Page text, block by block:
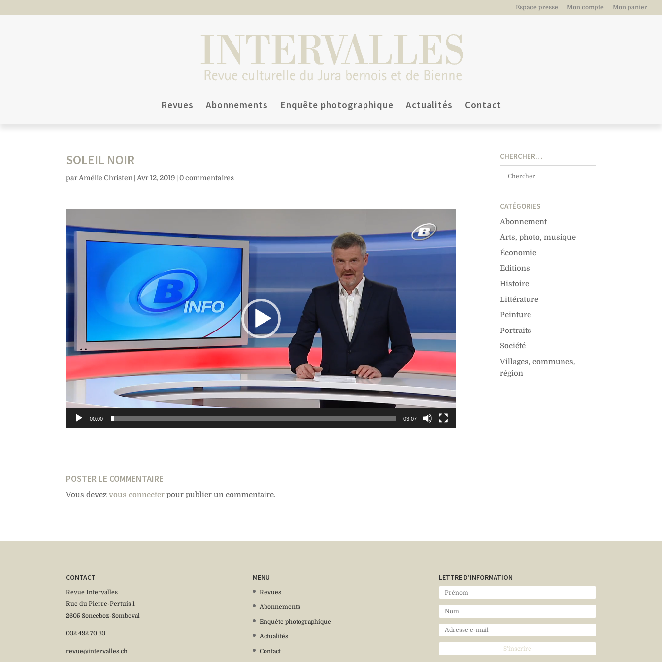
Espace presse Mon compte Mon panier
Revues Abonnements Enquête photographique Actualités Contact
SOLEIL NOIR
parAmélie Christen | Avr 12, 2019 |0 commentaires
vidéo
00:00 03:07
POSTER LE COMMENTAIRE
Vous devezvous connecter pour publier un commentaire.
CHERCHER…
CATÉGORIES
Abonnement
Arts, photo, musique
Économie
Editions
Histoire
Littérature
Peinture
Portraits
Société
Villages, communes,
région
CONTACT
Revue Intervalles
Rue du Pierre-Pertuis 1
2605 Sonceboz-Sombeval
032 492 70 33
revue@intervalles.ch
MENU
Revues
Abonnements
Enquête photographique
Actualités
Contact
LETTRE D’INFORMATION